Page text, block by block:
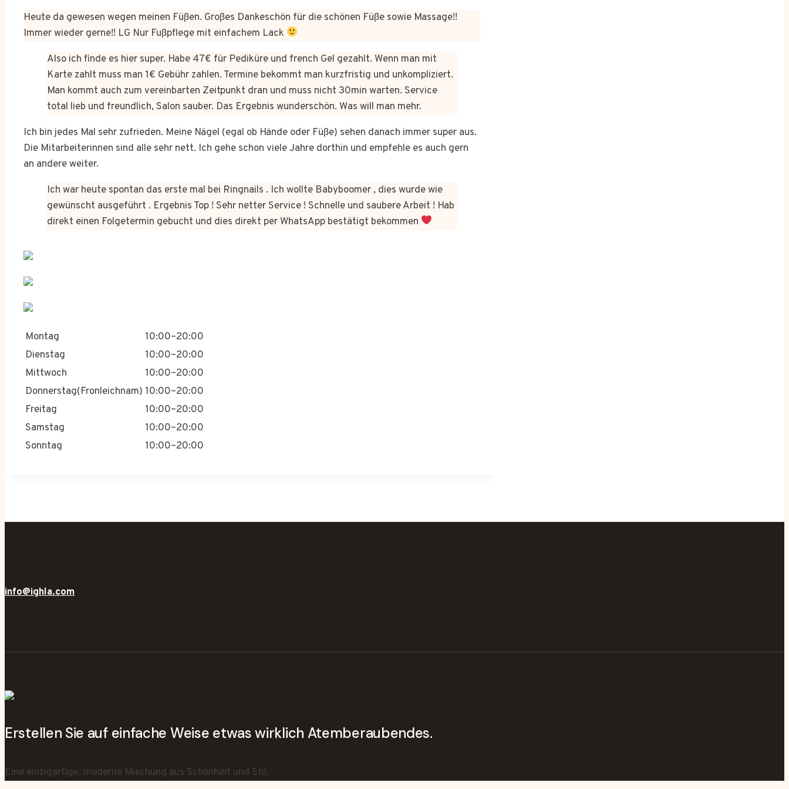
Heute da gewesen wegen meinen Füßen. Großes Dankeschön für die schönen Füße sowie Massage!!
Immer wieder gerne!! LG Nur Fußpflege mit einfachem Lack
Also ich finde es hier super. Habe 47€ für Pediküre und french Gel gezahlt. Wenn man mit
Karte zahlt muss man 1€ Gebühr zahlen. Termine bekommt man kurzfristig und unkompliziert.
Man kommt auch zum vereinbarten Zeitpunkt dran und muss nicht 30min warten. Service
total lieb und freundlich, Salon sauber. Das Ergebnis wunderschön. Was will man mehr.
Ich bin jedes Mal sehr zufrieden. Meine Nägel (egal ob Hände oder Füße) sehen danach immer super aus.
Die Mitarbeiterinnen sind alle sehr nett. Ich gehe schon viele Jahre dorthin und empfehle es auch gern
an andere weiter.
Ich war heute spontan das erste mal bei Ringnails . Ich wollte Babyboomer , dies wurde wie
gewünscht ausgeführt . Ergebnis Top ! Sehr netter Service ! Schnelle und saubere Arbeit ! Hab
direkt einen Folgetermin gebucht und dies direkt per WhatsApp bestätigt bekommen
Montag
10:00–20:00
Dienstag
10:00–20:00
Mittwoch
10:00–20:00
Donnerstag(Fronleichnam) 10:00–20:00
Freitag
10:00–20:00
Samstag
10:00–20:00
Sonntag
10:00–20:00
info@ighla.com
Erstellen Sie auf einfache Weise etwas wirklich Atemberaubendes.
Eine einzigartige, moderne Mischung aus Schönheit und Stil.